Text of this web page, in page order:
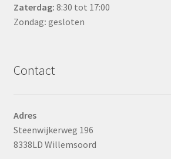
Zaterdag: 8:30 tot 17:00
Zondag: gesloten
Contact
Adres
Steenwijkerweg 196
8338LD Willemsoord